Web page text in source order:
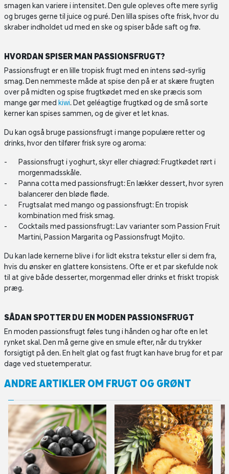
smagen kan variere i intensitet. Den gule opleves ofte mere syrlig
og bruges gerne til juice og puré. Den lilla spises ofte frisk, hvor du
skraber indholdet ud med en ske og spiser både saft og frø.
HVORDAN SPISER MAN PASSIONSFRUGT?
Passionsfrugt er en lille tropisk frugt med en intens sød-syrlig
smag. Den nemmeste måde at spise den på er at skære frugten
over på midten og spise frugtkødet med en ske præcis som
mange gør med kiwi. Det geléagtige frugtkød og de små sorte
kerner kan spises sammen, og de giver et let knas.
Du kan også bruge passionsfrugt i mange populære retter og
drinks, hvor den tilfører frisk syre og aroma:
Passionsfrugt i yoghurt, skyr eller chiagrød: Frugtkødet rørt i
morgenmadsskåle.
Panna cotta med passionsfrugt: En lækker dessert, hvor syren
balancerer den bløde fløde.
Frugtsalat med mango og passionsfrugt: En tropisk
kombination med frisk smag.
Cocktails med passionsfrugt: Lav varianter som Passion Fruit
Martini, Passion Margarita og Passionsfrugt Mojito.
Du kan lade kernerne blive i for lidt ekstra tekstur eller si dem fra,
hvis du ønsker en glattere konsistens. Ofte er et par skefulde nok
til at give både desserter, morgenmad eller drinks et friskt tropisk
præg.
SÅDAN SPOTTER DU EN MODEN PASSIONSFRUGT
En moden passionsfrugt føles tung i hånden og har ofte en let
rynket skal. Den må gerne give en smule efter, når du trykker
forsigtigt på den. En helt glat og fast frugt kan have brug for et par
dage ved stuetemperatur.
ANDRE ARTIKLER OM FRUGT OG GRØNT